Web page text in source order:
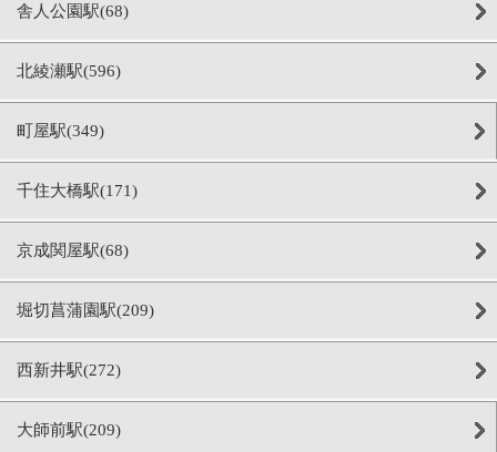
舎人公園駅(68)
北綾瀬駅(596)
町屋駅(349)
千住大橋駅(171)
京成関屋駅(68)
堀切菖蒲園駅(209)
西新井駅(272)
大師前駅(209)